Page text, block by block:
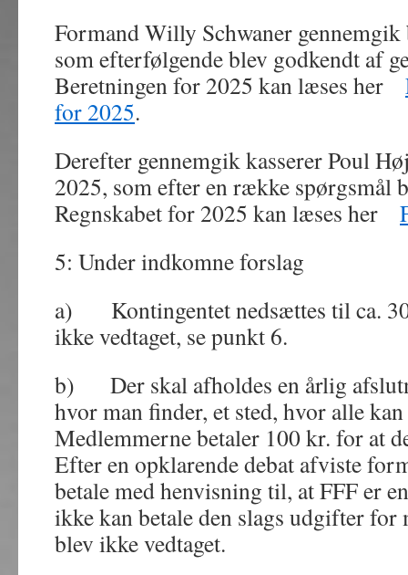
Formand Willy Schwaner
som efterfølgende blev godkendt af
Beretningen for 2025 kan læses her
for 2025.
Derefter gennemgik kasserer Poul
2025, som efter en række spørgsmål
Regnskabet for 2025 kan læses her
5: Under indkomne forslag
a) Kontingentet nedsættes til ca.
ikke vedtaget, se punkt 6.
b) Der skal afholdes en årlig
hvor man finder, et sted, hvor alle
Medlemmerne betaler 100 kr. for at
Efter en opklarende debat afviste
betale med henvisning til, at FFF er
ikke kan betale den slags udgifter for
blev ikke vedtaget.